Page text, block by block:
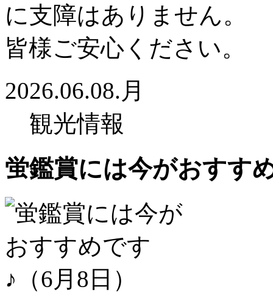
に支障はありません。
皆様ご安心ください。
2026.06.08.月
観光情報
蛍鑑賞には今がおすす